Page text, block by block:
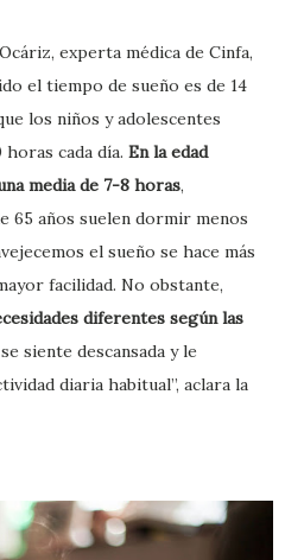
experta médica de Cinfa,
el tiempo de sueño es de 14
los niños y adolescentes
cada día. En la edad
media de 7-8 horas,
65 años suelen dormir menos
el sueño se hace más
facilidad. No obstante,
diferentes según las
siente descansada y le
diaria habitual”, aclara la